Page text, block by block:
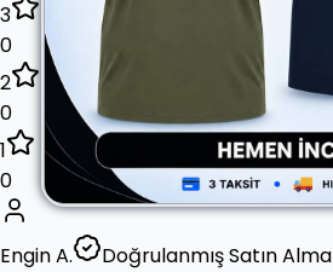
3
0
2
0
1
0
Engin A. Doğrulanmış Satın Alma